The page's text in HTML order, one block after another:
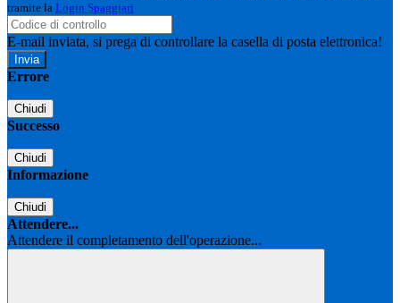
tramite la Login Spaggiari
E-mail inviata, si prega di controllare la casella di posta elettronica!
Errore
Chiudi
Successo
Chiudi
Informazione
Chiudi
Attendere...
Attendere il completamento dell'operazione...